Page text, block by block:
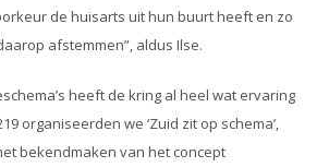
de huisarts uit hun buurt heeft en zo
afstemmen”, aldus Ilse.
heeft de kring al heel wat ervaring
organiseerden we ‘Zuid zit op schema’,
bekendmaken van het concept